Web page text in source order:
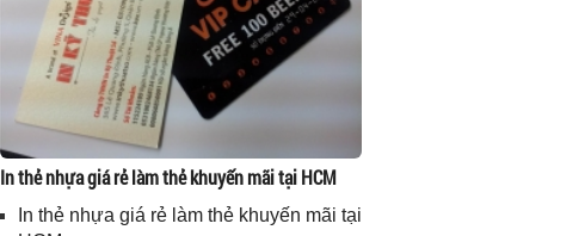
In thẻ nhựa giá rẻ làm thẻ khuyến mãi tại HCM
In thẻ nhựa giá rẻ làm thẻ khuyến mãi tại